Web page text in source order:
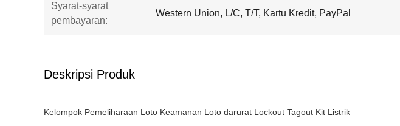
Syarat-syarat
pembayaran:
Western Union, L/C, T/T, Kartu Kredit, PayPal
Deskripsi Produk
Kelompok Pemeliharaan Loto Keamanan Loto darurat Lockout Tagout Kit Listrik